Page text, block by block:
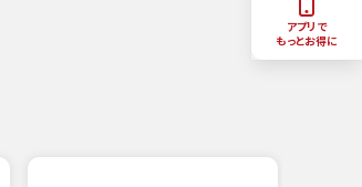
アプリで
もっとお得に